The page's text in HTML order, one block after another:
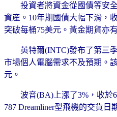
投資者將資金從國債等安全
資産。10年期國債大幅下滑，
突破每桶75美元。黃金期貨亦
英特爾(INTC)發布了第三季
市場個人電腦需求不及預期。
元。
波音(BA)上漲了3%，收於
787 Dreamliner型飛機的交貨日